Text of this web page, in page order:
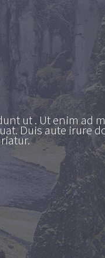
ut . Ut enim ad
Duis aute irure